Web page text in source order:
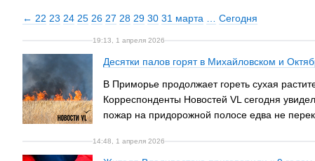
← 22 23 24 25 26 27 28 29 30 31 марта Сегодня
19:13, 1 апреля 2026
Десятки палов горят в Михайловском и
В Приморье продолжает гореть сухая
Корреспонденты Новостей VL сегодня
пожар на придорожной полосе едва не
14:48, 1 апреля 2026